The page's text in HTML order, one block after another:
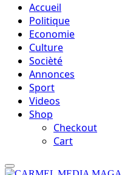
Accueil
Politique
Economie
Culture
Socièté
Annonces
Sport
Videos
Shop
Checkout
Cart